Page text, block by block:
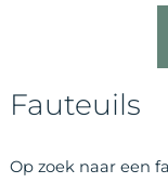
Fauteuils
Op zoek naar een